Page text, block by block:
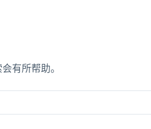
有所帮助。